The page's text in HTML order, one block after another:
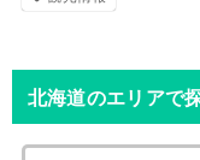
北海道のエリアで